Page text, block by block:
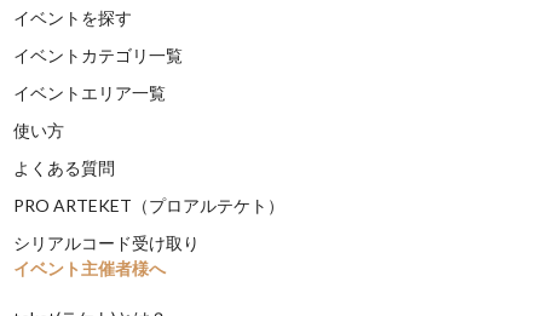
イベントを探す
イベントカテゴリ一覧
イベントエリア一覧
使い方
よくある質問
PRO ARTEKET（プロアルテケト）
シリアルコード受け取り
イベント主催者様へ